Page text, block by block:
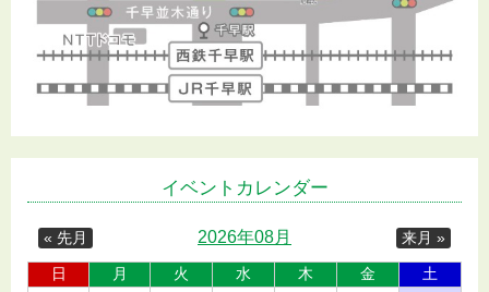
イベントカレンダー
« 先月 来月 »
2026年08月
日 月 火 水 木 金
土